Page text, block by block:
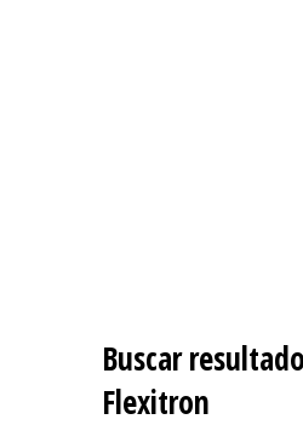
Buscar
Flexitron